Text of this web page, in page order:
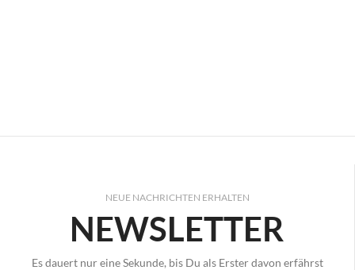
NEUE NACHRICHTEN ERHALTEN
NEWSLETTER
Es dauert nur eine Sekunde, bis Du als Erster davon erfährst